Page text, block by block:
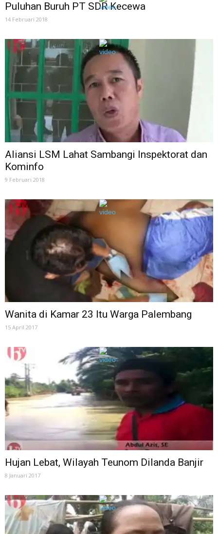
Puluhan Buruh PT SDR Kecewa
14 Februari 2018
Aliansi LSM Lahat Sambangi Inspektorat dan
Kominfo
9 Februari 2018
Wanita di Kamar 23 Itu Warga Palembang
15 April 2017
Hujan Lebat, Wilayah Teunom Dilanda Banjir
8 Januari 2017